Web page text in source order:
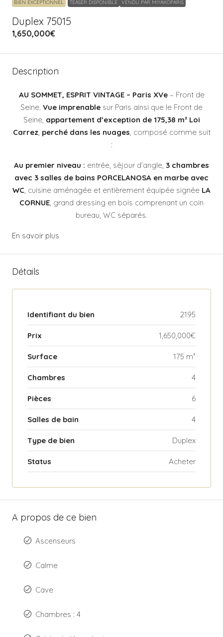
BIEN EXCEPTIONNEL TEASER DISPONIBLE VENDU PAR MIYAKOPARIS
Duplex 75015
1,650,000€
Description
AU SOMMET, ESPRIT VINTAGE – Paris XVe – Front de
Seine. Vue imprenable sur Paris ainsi que le Front de
Seine, appartement d’exception de 175,38 m² Loi
Carrez, perché dans les nuages , composé comme suit
:
Au premier niveau : entrée, séjour d’angle, 3 chambres
avec 3 salles de bains PORCELANOSA en marbe avec
WC , cuisine aménagée et entièrement équipée signée LA
CORNUE , grand dressing en bois comprenant un coin
bureau, WC séparés.
En savoir plus
Détails
Identifiant du bien 2195
Prix 1,650,000€
Surface 175 m²
Chambres 4
Pièces 6
Salles de bain 4
Type de bien Duplex
Status Acheter
A propos de ce bien
Ascenseurs
Calme
Cave
Chambres : 4